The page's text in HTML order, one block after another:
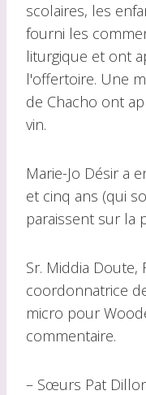
scolaires, les
fourni les
liturgique et ont
l'offertoire. Une
de Chacho ont
vin.
Marie-Jo Désir a
et cinq ans (qui
paraissent sur la
Sr. Middia Doute,
coordonnatrice
micro pour
commentaire.
– Sœurs Pat